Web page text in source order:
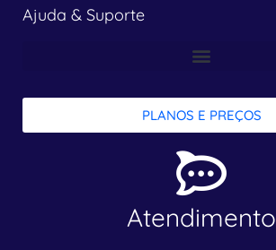
Ajuda & Suporte
PLANOS E PREÇOS
Atendimento